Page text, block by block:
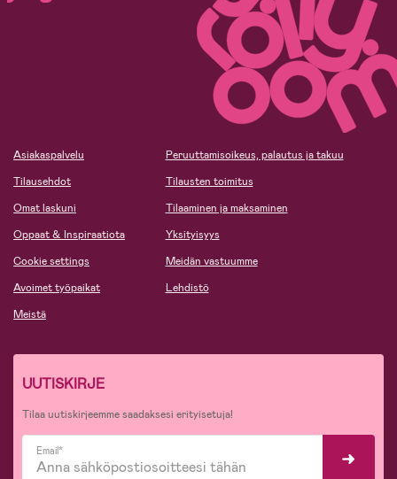
Asiakaspalvelu
Tilausehdot
Omat laskuni
Oppaat & Inspiraatiota
Cookie settings
Avoimet työpaikat
Meistä
Peruuttamisoikeus, palautus ja takuu
Tilausten toimitus
Tilaaminen ja maksaminen
Yksityisyys
Meidän vastuumme
Lehdistö
UUTISKIRJE
Tilaa uutiskirjeemme saadaksesi erityisetuja!
Email*